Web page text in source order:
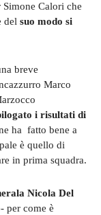
Simone Calori che
del suo modo si
breve
Marco
i risultati di
ha fatto bene a
è quello di
in prima squadra.
Nicola Del
per come è